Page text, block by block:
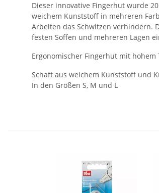
Dieser innovative Fingerhut wurde
weichem Kunststoff in mehreren
Arbeiten das Schwitzen verhindern.
festen Soffen und mehreren Lagen
Ergonomischer Fingerhut mit hohem
Schaft aus weichem Kunststoff und
In den Größen S, M und L